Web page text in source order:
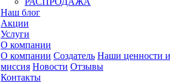
Наш блог
Акции
Услуги
О компании
О компании Создатель Наши ценности и
миссия Новости Отзывы
Контакты